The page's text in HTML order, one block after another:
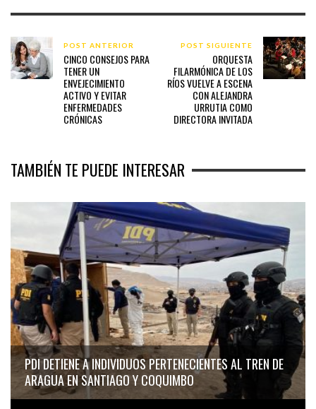
POST ANTERIOR
CINCO CONSEJOS PARA
TENER UN
ENVEJECIMIENTO
ACTIVO Y EVITAR
ENFERMEDADES
CRÓNICAS
POST SIGUIENTE
ORQUESTA
FILARMÓNICA DE LOS
RÍOS VUELVE A ESCENA
CON ALEJANDRA
URRUTIA COMO
DIRECTORA INVITADA
TAMBIÉN TE PUEDE INTERESAR
PDI DETIENE A INDIVIDUOS PERTENECIENTES AL TREN DE
ARAGUA EN SANTIAGO Y COQUIMBO